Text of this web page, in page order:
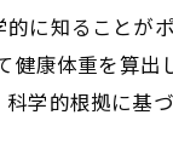
へ導く健康体重
し穴と理想のダ
に知ることが
健康体重を算
学的根拠に基